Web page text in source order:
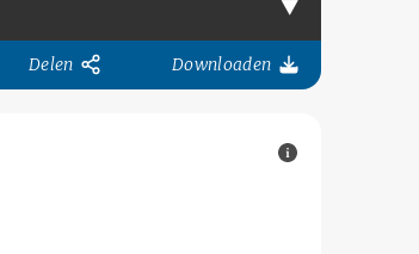
Delen Downloaden